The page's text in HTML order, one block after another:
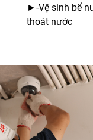
►-Vệ sinh bể
thoát nước